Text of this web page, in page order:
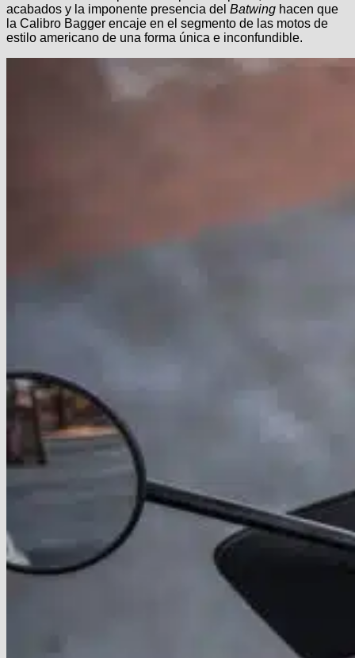
acabados y la imponente presencia del Batwing hacen que
la Calibro Bagger encaje en el segmento de las motos de
estilo americano de una forma única e inconfundible.